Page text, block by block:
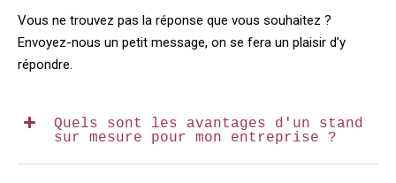
Vous ne trouvez pas la réponse que vous souhaitez ?
Envoyez-nous un petit message, on se fera un plaisir d’y
répondre.
Quels sont les avantages d'un stand
sur mesure pour mon entreprise ?